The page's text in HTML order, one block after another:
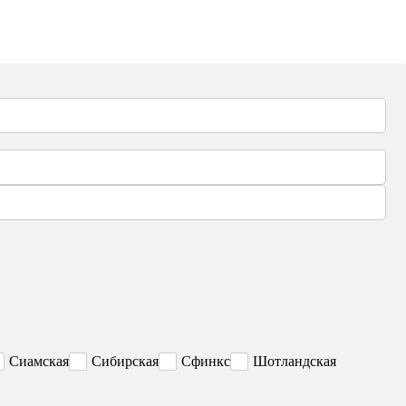
Сиамская Сибирская Сфинкс
Шотландская